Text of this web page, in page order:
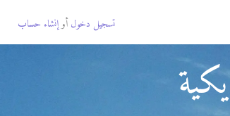
تسجيل دخول أوإنشاء حساب